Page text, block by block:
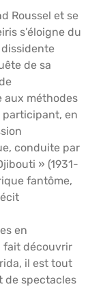
Roussel et se
s’éloigne du
de sa
aux méthodes
en
conduite par
» (1931-
fantôme,
en
fait découvrir
il est tout
de spectacles